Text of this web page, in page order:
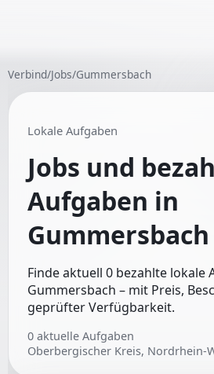
Verbind/Jobs/Gummersbach
Lokale Aufgaben
Jobs und
Aufgaben in
Gummersbach
Finde aktuell 0 bezahlte lokale
Gummersbach – mit Preis,
geprüfter Verfügbarkeit.
0 aktuelle Aufgaben
Oberbergischer Kreis, Nordrhein-